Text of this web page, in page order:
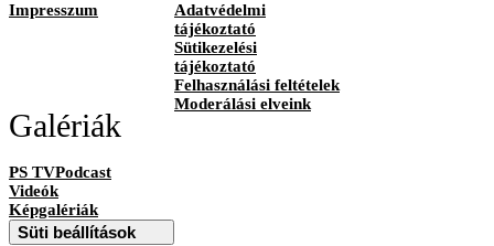
Impresszum
Adatvédelmi
tájékoztató
Sütikezelési
tájékoztató
Felhasználási feltételek
Moderálási elveink
Galériák
PS TVPodcast
Videók
Képgalériák
Süti beállítások